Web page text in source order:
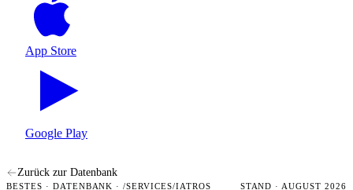
App Store
Google Play
Zurück zur Datenbank
BESTES · DATENBANK · /SERVICES/IATROS
STAND · AUGUST 2026